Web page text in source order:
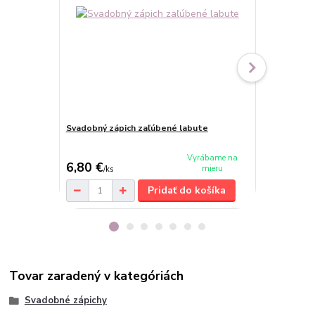
Svadobný zápich zaľúbené labute
6,80 €/ks
Vyrábame na
mieru
Pridať do košíka
Tovar zaradený v kategóriách
Svadobné zápichy